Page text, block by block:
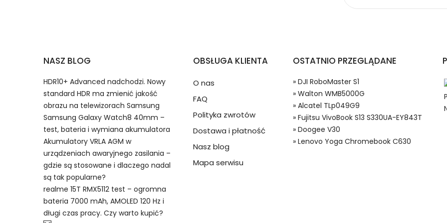
Dzięki ochronie kupujących w systemie PayPal możesz odzyskać całkowitą wartość
przedmiot do Ciebie nie dotrze lub będzie się znacznie różnić od opisu.
Model urządzenia
Numer produktu baterii
Fujitsu LPW38285 bateria, LPW38285 Baterie do Laptopów, Alternatywna bateria do Fujitsu
akumulator.
NASZ BLOG
HDR10+ Advanced nadchodzi. Nowy
standard HDR ma zmienić jakość
obrazu na telewizorach Samsung
Samsung Galaxy Watch8 40mm –
test, bateria i wymiana akumulatora
Akumulatory VRLA AGM w
urządzeniach awaryjnego zasilania –
gdzie są stosowane i dlaczego nadal
są tak popularne?
realme 15T RMX5112 test – ogromna
bateria 7000 mAh, AMOLED 120 Hz i
długi czas pracy. Czy warto kupić?
OBSŁUGA KLIENTA
O nas
FAQ
Polityka zwrotów
Dostawa i płatność
Nasz blog
Mapa serwisu
OSTATNIO PRZEGLĄDANE
» DJI RoboMaster S1
» Walton WMB5000G
» Alcatel TLp049G9
» Fujitsu VivoBook S13 S330UA-EY843T
» Doogee V30
» Lenovo Yoga Chromebook C630